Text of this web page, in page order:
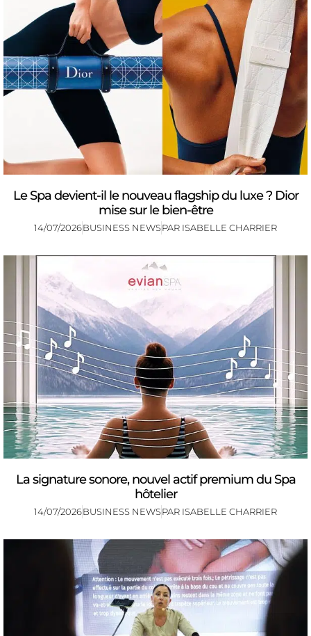
Le Spa devient-il le nouveau flagship du luxe ? Dior
mise sur le bien-être
14/07/2026BUSINESS NEWSPAR ISABELLE CHARRIER
La signature sonore, nouvel actif premium du Spa
hôtelier
14/07/2026BUSINESS NEWSPAR ISABELLE CHARRIER